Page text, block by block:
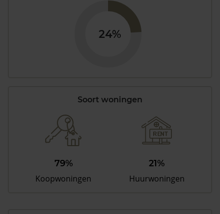
24%
Soort woningen
79%
Koopwoningen
21%
Huurwoningen